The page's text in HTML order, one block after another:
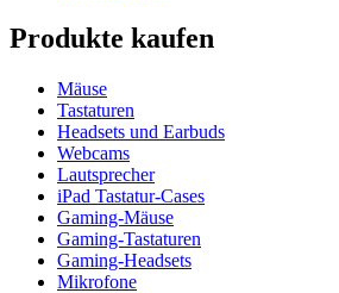
Produkte kaufen
Mäuse
Tastaturen
Headsets und Earbuds
Webcams
Lautsprecher
iPad Tastatur-Cases
Gaming-Mäuse
Gaming-Tastaturen
Gaming-Headsets
Mikrofone